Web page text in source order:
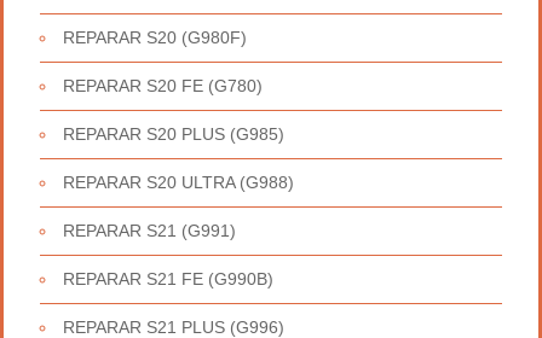
REPARAR S20 (G980F)
REPARAR S20 FE (G780)
REPARAR S20 PLUS (G985)
REPARAR S20 ULTRA (G988)
REPARAR S21 (G991)
REPARAR S21 FE (G990B)
REPARAR S21 PLUS (G996)